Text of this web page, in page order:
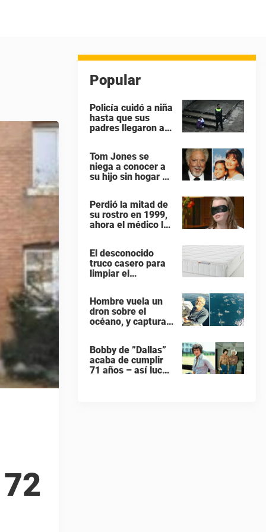
Popular
Policía cuidó a niña
hasta que sus
padres llegaron a
héroes no tienen
capa
Tom Jones se
niega a conocer a
su hijo sin hogar –
“antes que sea
demasiado tarde”
Perdió la mitad de
su rostro en 1999,
ahora el médico le
quitarse la venda
El desconocido
truco casero para
limpiar el
todos tiene en la
cocina
Hombre vuela un
dron sobre el
océano, y captura
migración
Bobby de ”Dallas”
acaba de cumplir
71 años – así luce